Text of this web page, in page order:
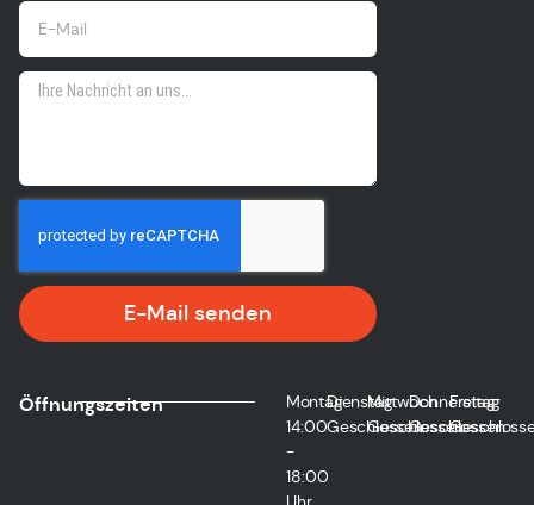
E-Mail senden
Öffnungszeiten
Montag
14:00
-
18:00
Dienstag
Geschlossen
Mittwoch
Geschlossen
Donnerstag
Geschlossen
Freitag